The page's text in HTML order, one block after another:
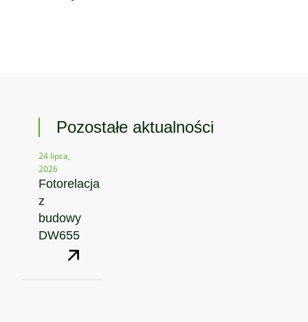
Pozostałe aktualności
24 lipca,
2026
Fotorelacja
z
budowy
DW655